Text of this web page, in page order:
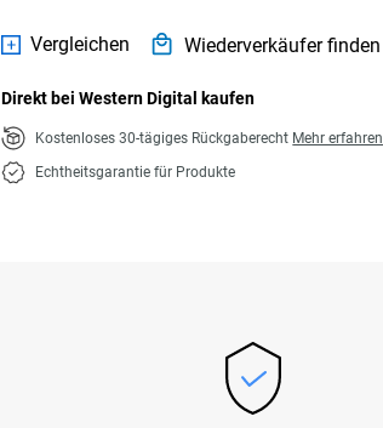
Vergleichen Wiederverkäufer finden
Direkt bei Western Digital kaufen
Kostenloses 30-tägiges Rückgaberecht Mehr erfahren
Echtheitsgarantie für Produkte